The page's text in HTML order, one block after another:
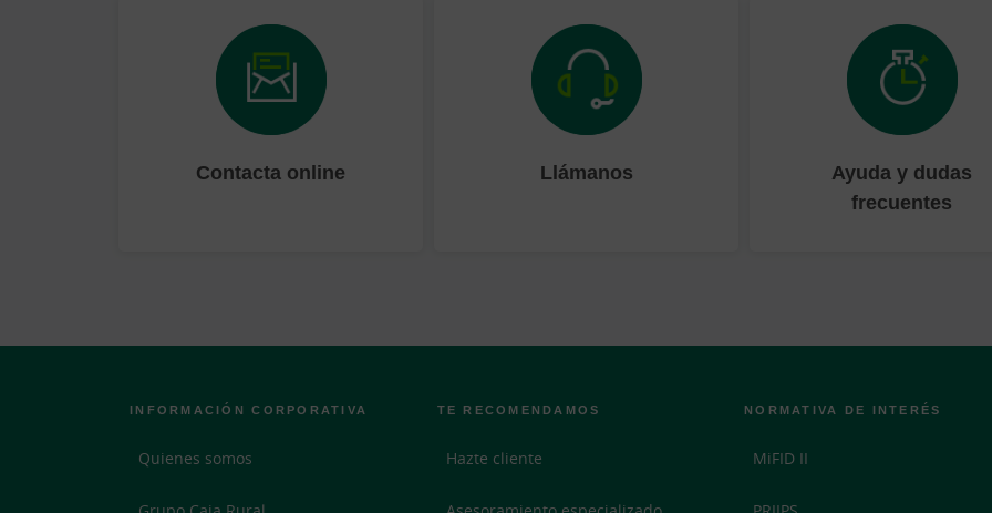
Contacta online Llámanos
Ayuda y dudas
frecuentes
INFORMACIÓN CORPORATIVA
Quienes somos
TE RECOMENDAMOS
Hazte cliente
NORMATIVA DE INTERÉS
MiFID II